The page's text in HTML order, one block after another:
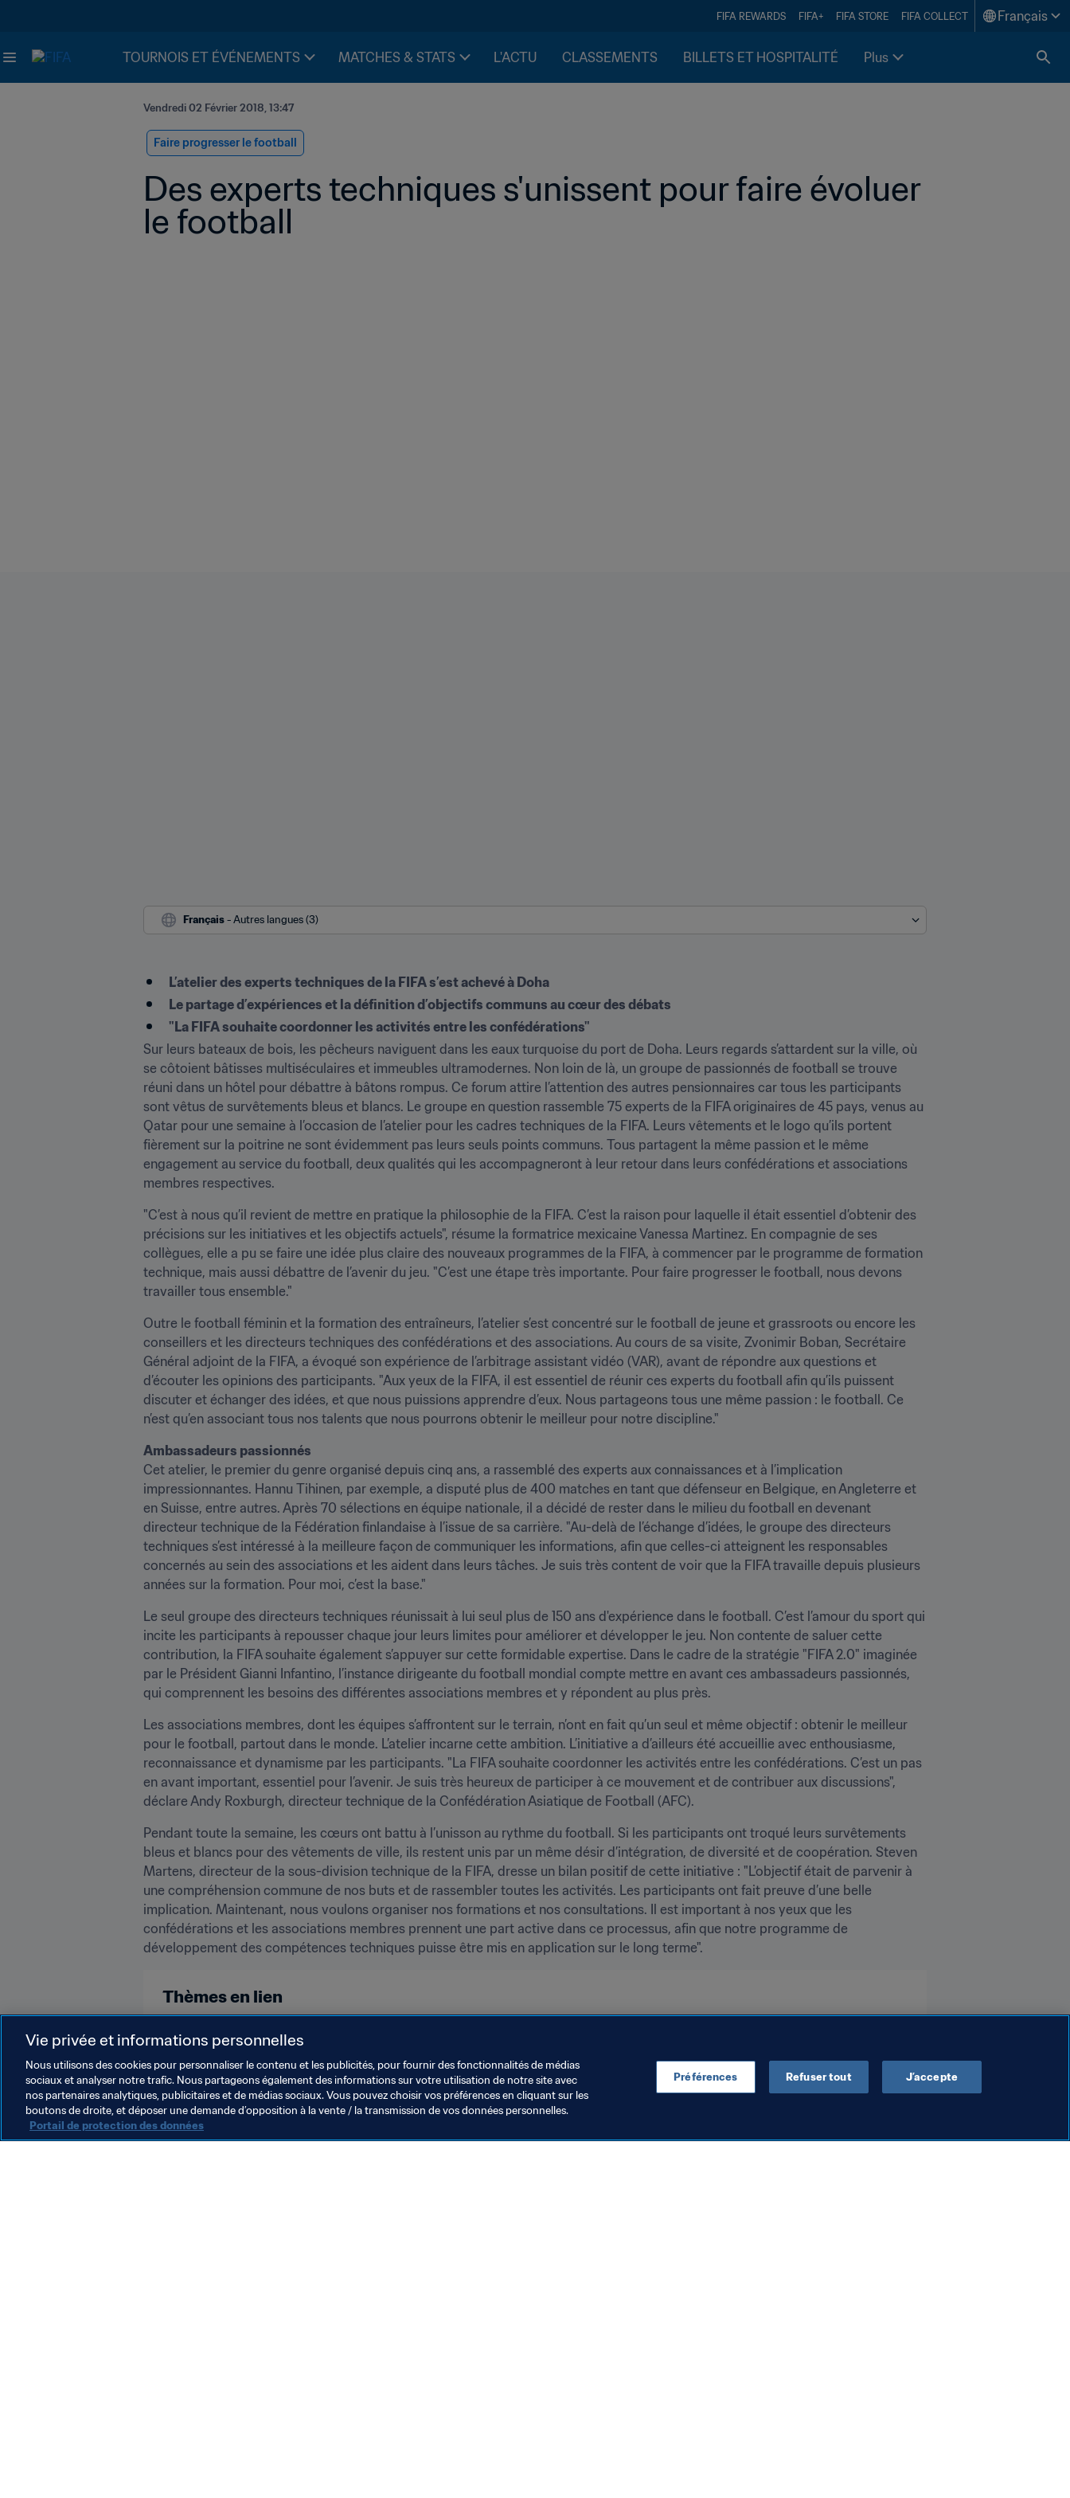
FIFA REWARDS FIFA+ FIFA STORE FIFA COLLECT Français
TOURNOIS ET ÉVÉNEMENTS MATCHES & STATS L'ACTU CLASSEMENTS BILLETS ET HOSPITALITÉ Plus
Vendredi 02 Février 2018, 13:47
Faire progresser le football
Des experts techniques s'unissent pour faire évoluer
le football
Français - Autres langues (3)
L’atelier des experts techniques de la FIFA s’est achevé à Doha
Le partage d’expériences et la définition d’objectifs communs au cœur des débats
"La FIFA souhaite coordonner les activités entre les confédérations"
Sur leurs bateaux de bois, les pêcheurs naviguent dans les eaux turquoise du port de Doha. Leurs regards s’attardent sur la ville, où
se côtoient bâtisses multiséculaires et immeubles ultramodernes. Non loin de là, un groupe de passionnés de football se trouve
réuni dans un hôtel pour débattre à bâtons rompus. Ce forum attire l’attention des autres pensionnaires car tous les participants
sont vêtus de survêtements bleus et blancs. Le groupe en question rassemble 75 experts de la FIFA originaires de 45 pays, venus au
Qatar pour une semaine à l’occasion de l’atelier pour les cadres techniques de la FIFA. Leurs vêtements et le logo qu’ils portent
fièrement sur la poitrine ne sont évidemment pas leurs seuls points communs. Tous partagent la même passion et le même
engagement au service du football, deux qualités qui les accompagneront à leur retour dans leurs confédérations et associations
membres respectives.
"C’est à nous qu’il revient de mettre en pratique la philosophie de la FIFA. C’est la raison pour laquelle il était essentiel d’obtenir des
précisions sur les initiatives et les objectifs actuels", résume la formatrice mexicaine Vanessa Martinez. En compagnie de ses
collègues, elle a pu se faire une idée plus claire des nouveaux programmes de la FIFA, à commencer par le programme de formation
technique, mais aussi débattre de l’avenir du jeu. "C’est une étape très importante. Pour faire progresser le football, nous devons
travailler tous ensemble."
Outre le football féminin et la formation des entraîneurs, l’atelier s’est concentré sur le football de jeune et grassroots ou encore les
conseillers et les directeurs techniques des confédérations et des associations. Au cours de sa visite, Zvonimir Boban, Secrétaire
Général adjoint de la FIFA, a évoqué son expérience de l’arbitrage assistant vidéo (VAR), avant de répondre aux questions et
d’écouter les opinions des participants. "Aux yeux de la FIFA, il est essentiel de réunir ces experts du football afin qu’ils puissent
discuter et échanger des idées, et que nous puissions apprendre d’eux. Nous partageons tous une même passion : le football. Ce
n’est qu’en associant tous nos talents que nous pourrons obtenir le meilleur pour notre discipline."
Ambassadeurs passionnés
Cet atelier, le premier du genre organisé depuis cinq ans, a rassemblé des experts aux connaissances et à l’implication
impressionnantes. Hannu Tihinen, par exemple, a disputé plus de 400 matches en tant que défenseur en Belgique, en Angleterre et
en Suisse, entre autres. Après 70 sélections en équipe nationale, il a décidé de rester dans le milieu du football en devenant
directeur technique de la Fédération finlandaise à l’issue de sa carrière. "Au-delà de l’échange d’idées, le groupe des directeurs
techniques s’est intéressé à la meilleure façon de communiquer les informations, afin que celles-ci atteignent les responsables
concernés au sein des associations et les aident dans leurs tâches. Je suis très content de voir que la FIFA travaille depuis plusieurs
années sur la formation. Pour moi, c’est la base."
Le seul groupe des directeurs techniques réunissait à lui seul plus de 150 ans d'expérience dans le football. C’est l’amour du sport qui
incite les participants à repousser chaque jour leurs limites pour améliorer et développer le jeu. Non contente de saluer cette
contribution, la FIFA souhaite également s’appuyer sur cette formidable expertise. Dans le cadre de la stratégie "FIFA 2.0" imaginée
par le Président Gianni Infantino, l’instance dirigeante du football mondial compte mettre en avant ces ambassadeurs passionnés,
qui comprennent les besoins des différentes associations membres et y répondent au plus près.
Les associations membres, dont les équipes s’affrontent sur le terrain, n’ont en fait qu’un seul et même objectif : obtenir le meilleur
pour le football, partout dans le monde. L’atelier incarne cette ambition. L’initiative a d’ailleurs été accueillie avec enthousiasme,
reconnaissance et dynamisme par les participants. "La FIFA souhaite coordonner les activités entre les confédérations. C’est un pas
en avant important, essentiel pour l’avenir. Je suis très heureux de participer à ce mouvement et de contribuer aux discussions",
déclare Andy Roxburgh, directeur technique de la Confédération Asiatique de Football (AFC).
Pendant toute la semaine, les cœurs ont battu à l’unisson au rythme du football. Si les participants ont troqué leurs survêtements
bleus et blancs pour des vêtements de ville, ils restent unis par un même désir d’intégration, de diversité et de coopération. Steven
Martens, directeur de la sous-division technique de la FIFA, dresse un bilan positif de cette initiative : "L’objectif était de parvenir à
une compréhension commune de nos buts et de rassembler toutes les activités. Les participants ont fait preuve d’une belle
implication. Maintenant, nous voulons organiser nos formations et nos consultations. Il est important à nos yeux que les
confédérations et les associations membres prennent une part active dans ce processus, afin que notre programme de
développement des compétences techniques puisse être mis en application sur le long terme".
Thèmes en lien
Faire progresser le football
Vie privée et informations personnelles
Nous utilisons des cookies pour personnaliser le contenu et les publicités, pour fournir des fonctionnalités de médias
sociaux et analyser notre trafic. Nous partageons également des informations sur votre utilisation de notre site avec
nos partenaires analytiques, publicitaires et de médias sociaux. Vous pouvez choisir vos préférences en cliquant sur les
boutons de droite, et déposer une demande d’opposition à la vente / la transmission de vos données personnelles.
Portail de protection des données
Préférences Refuser tout J’accepte